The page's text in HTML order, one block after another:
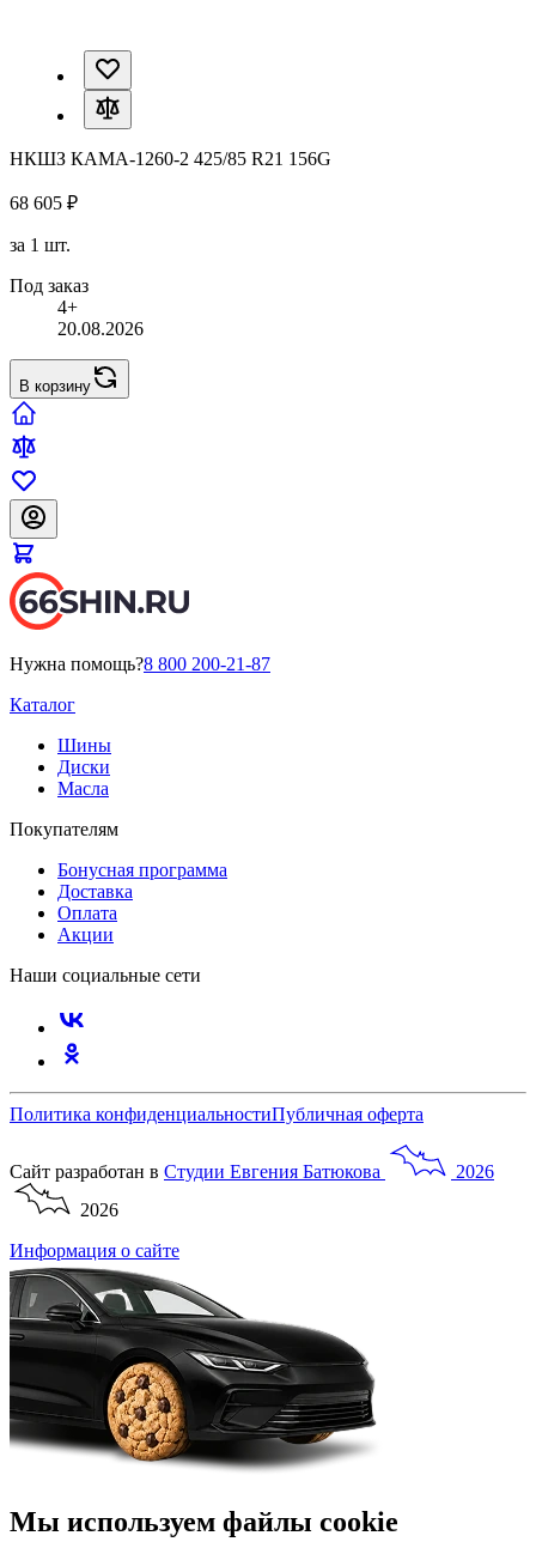
НКШЗ КАМА-1260-2 425/85 R21 156G
68 605 ₽
за 1 шт.
Под заказ
4+
20.08.2026
В корзину
Нужна помощь?8 800 200-21-87
Каталог
Шины
Диски
Масла
Покупателям
Бонусная программа
Доставка
Оплата
Акции
Наши социальные сети
Политика конфиденциальностиПубличная оферта
Сайт разработан в Студии Евгения Батюкова
2026
2026
Информация о сайте
Мы используем файлы cookie